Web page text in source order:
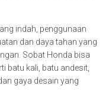
indah, penggunaan
dan daya tahan yang
Sobat Honda bisa
batu kali, batu andesit,
gaya desain yang